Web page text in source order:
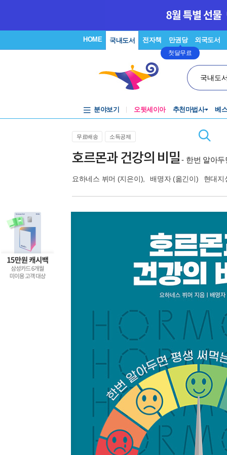
HOME 국내도서 전자책 만권당
첫달무료
외국도서
국내도
분야보기 오뒷세이아 추천마법사 베
무료배송 소득공제
호르몬과 건강의 비밀 - 한번 알아
요하네스 뷔머 (지은이), 배명자(옮긴이) 현대지